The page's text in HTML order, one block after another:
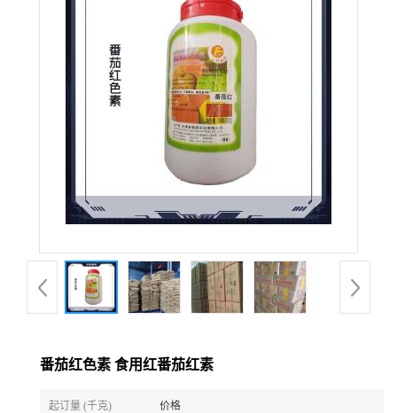
番茄红色素 食用红番茄红素
起订量 (千克) 价格